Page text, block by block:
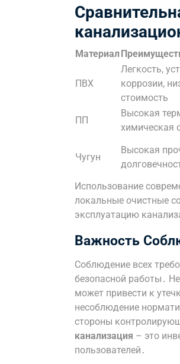
Материал
ПВХ
Легкость,
коррозии,
стоимость
ПП
Высокая
химическая
Чугун
Высокая
Использование
локальные очистные
эксплуатацию
Важность
Соблюдение всех
безопасной работы․
может привести к
несоблюдение
стороны
канализация – это
пользователей․